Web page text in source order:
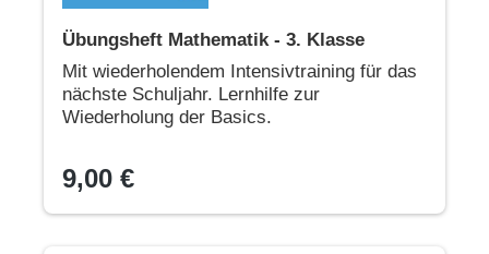
Übungsheft Mathematik - 3. Klasse
Mit wiederholendem Intensivtraining für das
nächste Schuljahr. Lernhilfe zur
Wiederholung der Basics.
9,00 €